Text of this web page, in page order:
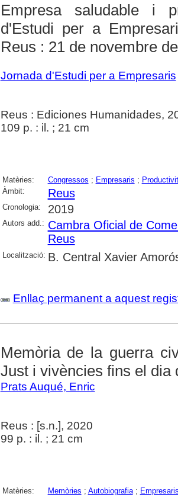
Empresa saludable i
d'Estudi per a
Reus : 21 de novembre
Jornada d'Estudi per a Empresaris
Reus : Ediciones Humanidades,
109 p. : il. ; 21 cm
Matèries: Congressos ; Empresaris ;
Àmbit:
Reus
Cronologia: 2019
Autors add.: Cambra Oficial de
Reus
Localització: B. Central Xavier
Enllaç permanent a aquest
Memòria de la guerra
Just i vivències fins el dia
Prats Auqué, Enric
Reus : [s.n.], 2020
99 p. : il. ; 21 cm
Matèries: Memòries ; Autobiografia;